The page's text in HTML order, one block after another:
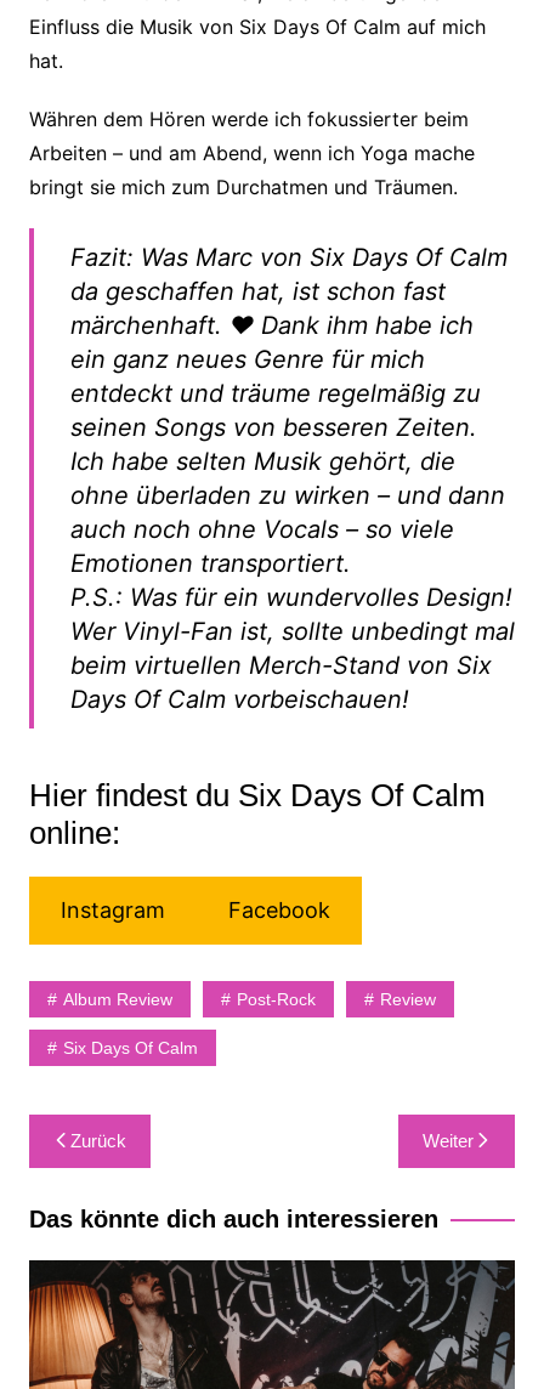
Einfluss die Musik von Six Days Of Calm auf mich
hat.
Währen dem Hören werde ich fokussierter beim
Arbeiten – und am Abend, wenn ich Yoga mache
bringt sie mich zum Durchatmen und Träumen.
Fazit: Was Marc von Six Days Of Calm
da geschaffen hat, ist schon fast
märchenhaft. ♥Dank ihm habe ich
ein ganz neues Genre für mich
entdeckt und träume regelmäßig zu
seinen Songs von besseren Zeiten.
Ich habe selten Musik gehört, die
ohne überladen zu wirken – und dann
auch noch ohne Vocals – so viele
Emotionen transportiert.
P.S.: Was für ein wundervolles Design!
Wer Vinyl-Fan ist, sollte unbedingt mal
beim virtuellen Merch-Stand von Six
Days Of Calm vorbeischauen!
Hier findest du Six Days Of Calm
online:
Instagram Facebook
Album Review Post-Rock Review
Six Days Of Calm
Beitragsnavigation
Zurück Weiter
Das könnte dich auch interessieren